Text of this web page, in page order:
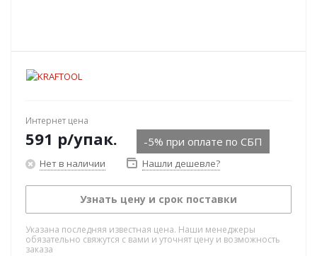
Интернет цена
591 р/упак. -5% при оплате по СБП
Нет в наличии Нашли дешевле?
Узнать цену и срок поставки
Указана последняя известная цена. Наши менеджеры
обязательно свяжутся с вами и уточнят цену и возможность
заказа